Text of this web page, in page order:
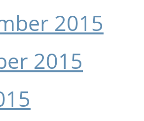
2015
2015